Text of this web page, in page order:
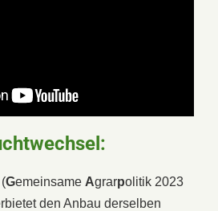
Gemeinsame Agrarpolitik 2023
den Anbau derselben